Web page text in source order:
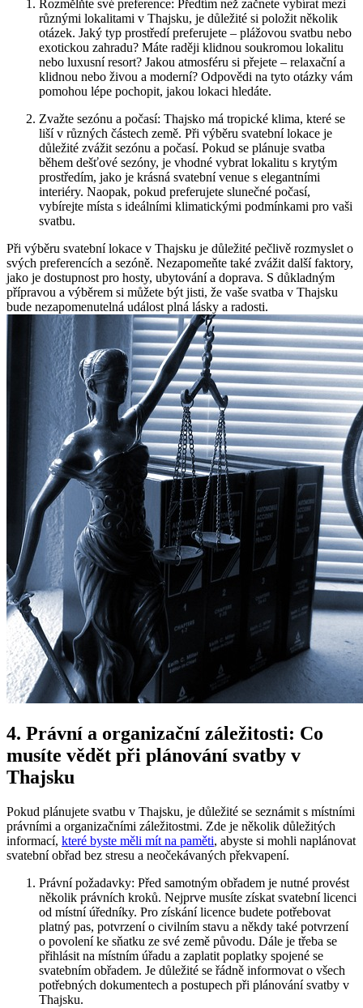
Rozmělňte své preference: Předtím než začnete vybírat mezi
různými lokalitami v Thajsku, je důležité si položit několik
otázek. Jaký typ prostředí preferujete – plážovou svatbu nebo
exotickou zahradu? Máte raději klidnou soukromou lokalitu
nebo luxusní resort? Jakou atmosféru si přejete – relaxační a
klidnou nebo živou a moderní? Odpovědi na tyto otázky vám
pomohou lépe pochopit, jakou lokaci hledáte.
Zvažte sezónu a počasí: Thajsko má tropické klima, které se
liší v různých částech země. Při výběru svatební lokace je
důležité zvážit sezónu a počasí. Pokud se plánuje svatba
během dešťové sezóny, je vhodné vybrat lokalitu s krytým
prostředím, jako je krásná svatební venue s elegantními
interiéry. Naopak, pokud preferujete slunečné počasí,
vybírejte místa s ideálními klimatickými podmínkami pro vaši
svatbu.
Při výběru svatební lokace v Thajsku je důležité pečlivě rozmyslet o
svých preferencích a sezóně. Nezapomeňte také zvážit další faktory,
jako je dostupnost pro hosty, ubytování a doprava. S důkladným
přípravou a výběrem si můžete být jisti, že vaše svatba v Thajsku
bude nezapomenutelná událost plná lásky a radosti.
4. Právní a organizační záležitosti: Co
musíte vědět při plánování svatby v
Thajsku
Pokud plánujete svatbu v Thajsku, je důležité se seznámit s místními
právními a organizačními záležitostmi. Zde je několik důležitých
informací, které byste měli mít na paměti, abyste si mohli naplánovat
svatební obřad bez stresu a neočekávaných překvapení.
Právní požadavky: Před samotným obřadem je nutné provést
několik právních kroků. Nejprve musíte získat svatební licenci
od místní úředníky. Pro získání licence budete potřebovat
platný pas, potvrzení o civilním stavu a někdy také potvrzení
o povolení ke sňatku ze své země původu. Dále je třeba se
přihlásit na místním úřadu a zaplatit poplatky spojené se
svatebním obřadem. Je důležité se řádně informovat o všech
potřebných dokumentech a postupech při plánování svatby v
Thajsku.